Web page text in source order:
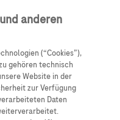
Anmelden
anderen
(“Cookies”),
gehören technisch
Website in der
zur Verfügung
Daten